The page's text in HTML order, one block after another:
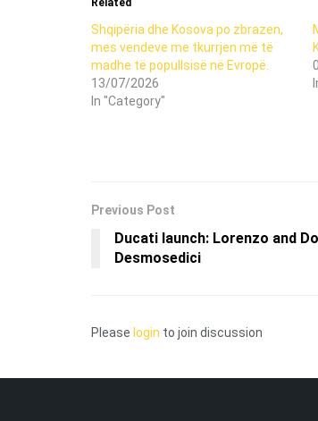
Shqipëria dhe Kosova po zbrazen,
mes vendeve me tkurrjen më të
madhe të popullsisë në Evropë.
13/07/2026
In "Category"
Previous Post
Ducati launch: Lorenzo and
Desmosedici
Please login to join discussion